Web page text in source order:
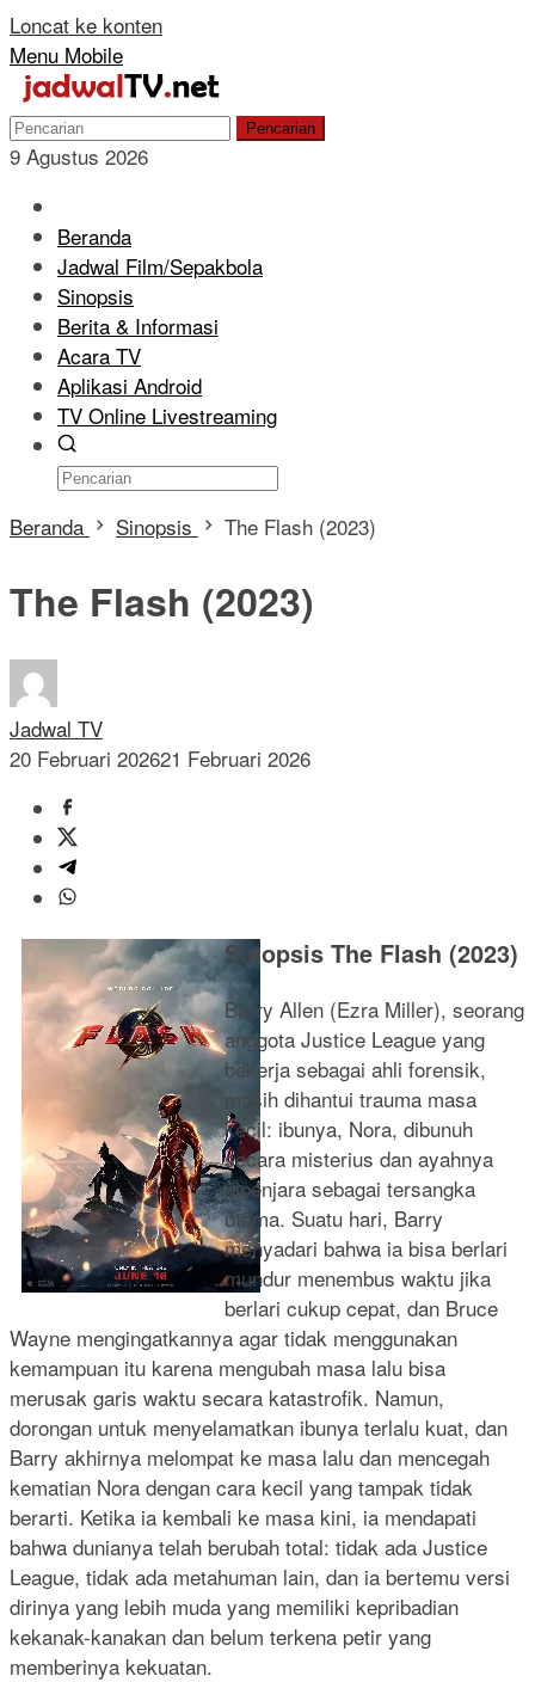
Loncat ke konten
Menu Mobile
Pencarian
9 Agustus 2026
Beranda
Jadwal Film/Sepakbola
Sinopsis
Berita & Informasi
Acara TV
Aplikasi Android
TV Online Livestreaming
Beranda Sinopsis The Flash (2023)
The Flash (2023)
Jadwal TV
20 Februari 202621 Februari 2026
Sinopsis The Flash (2023)
Barry Allen (Ezra Miller), seorang
anggota Justice League yang
bekerja sebagai ahli forensik,
masih dihantui trauma masa
kecil: ibunya, Nora, dibunuh
secara misterius dan ayahnya
dipenjara sebagai tersangka
utama. Suatu hari, Barry
menyadari bahwa ia bisa berlari
mundur menembus waktu jika
berlari cukup cepat, dan Bruce
Wayne mengingatkannya agar tidak menggunakan
kemampuan itu karena mengubah masa lalu bisa
merusak garis waktu secara katastrofik. Namun,
dorongan untuk menyelamatkan ibunya terlalu kuat, dan
Barry akhirnya melompat ke masa lalu dan mencegah
kematian Nora dengan cara kecil yang tampak tidak
berarti. Ketika ia kembali ke masa kini, ia mendapati
bahwa dunianya telah berubah total: tidak ada Justice
League, tidak ada metahuman lain, dan ia bertemu versi
dirinya yang lebih muda yang memiliki kepribadian
kekanak-kanakan dan belum terkena petir yang
memberinya kekuatan.